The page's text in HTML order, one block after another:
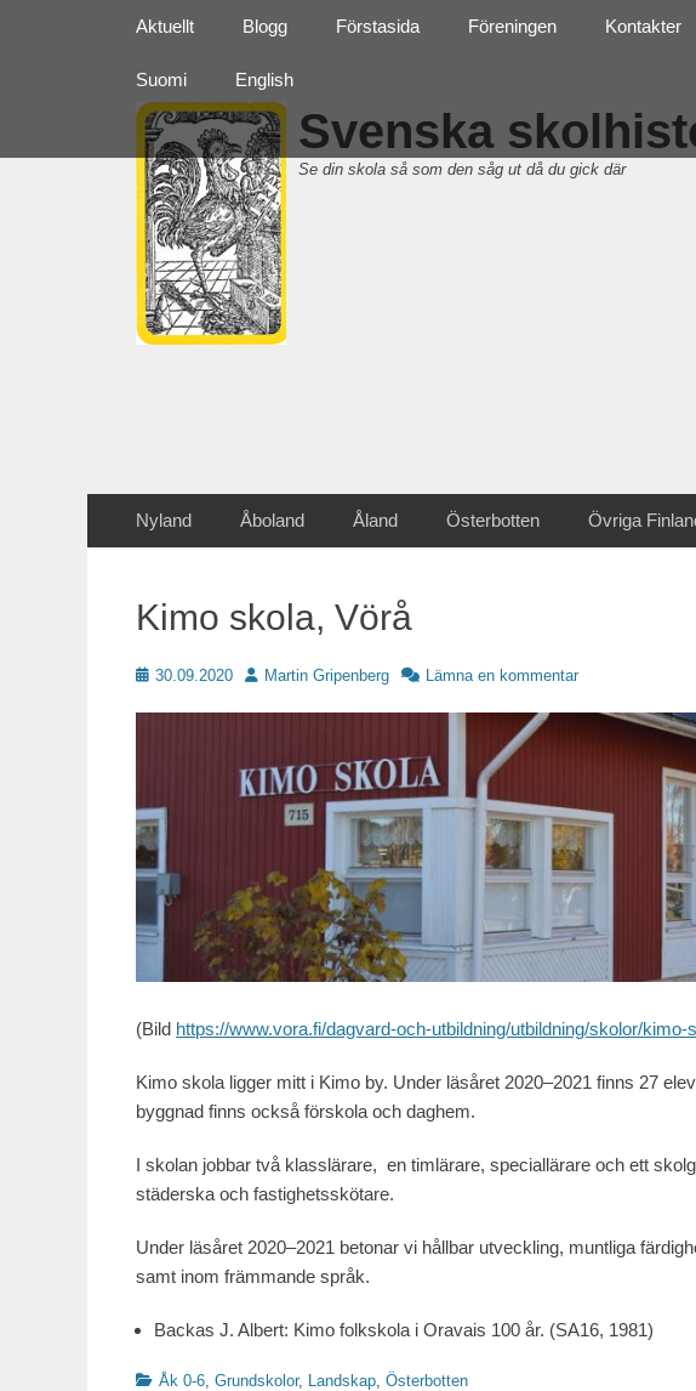
Svenska
Se din skola så som den såg ut då du gick där
Primär meny
innehåll
Aktuellt Blogg Förstasida Föreningen Kontakter
Suomi English
Sekundär meny
Nyland Åboland Åland Österbotten Övriga
Kimo skola, Vörå
Publicerat
30.09.2020 Författare
Martin Gripenberg Lämna en kommentar
(Bild https://www.vora.fi/dagvard-och-utbildning/utbildning/skolor/kimo-
Kimo skola ligger mitt i Kimo by. Under läsåret 2020–2021 finns 27
byggnad finns också förskola och daghem.
I skolan jobbar två klasslärare, en timlärare, speciallärare och ett
städerska och fastighetsskötare.
Under läsåret 2020–2021 betonar vi hållbar utveckling, muntliga
samt inom främmande språk.
Backas J. Albert: Kimo folkskola i Oravais 100 år. (SA16, 1981)
Kategorier
Åk 0-6 Grundskolor, Landskap Österbotten